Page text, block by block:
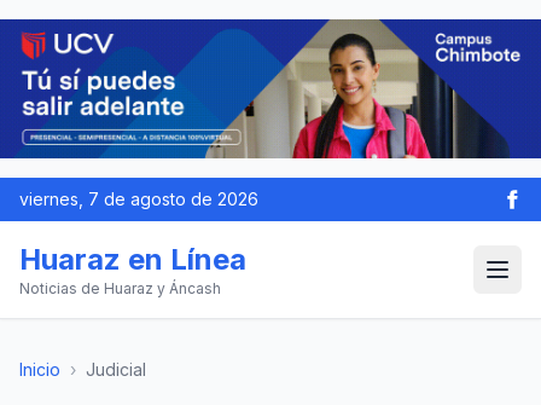
viernes, 7 de agosto de 2026
Huaraz en Línea
Noticias de Huaraz y Áncash
Inicio › Judicial